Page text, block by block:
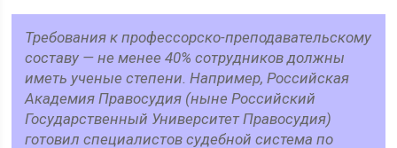
Требования к профессорско-преподавательскому
составу — не менее 40% сотрудников должны
иметь ученые степени. Например, Российская
Академия Правосудия (ныне Российский
Государственный Университет Правосудия)
готовил специалистов судебной система по